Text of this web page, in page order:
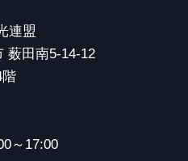
連盟
薮田南5-14-12
～17:00